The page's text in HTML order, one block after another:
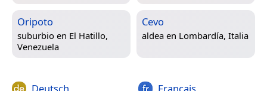
Oripoto
suburbio en El Hatillo,
Venezuela
Cevo
aldea en Lombardía, Italia